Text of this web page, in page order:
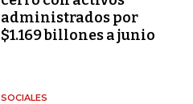
administrados por
$1.169 billones a junio
SOCIALES